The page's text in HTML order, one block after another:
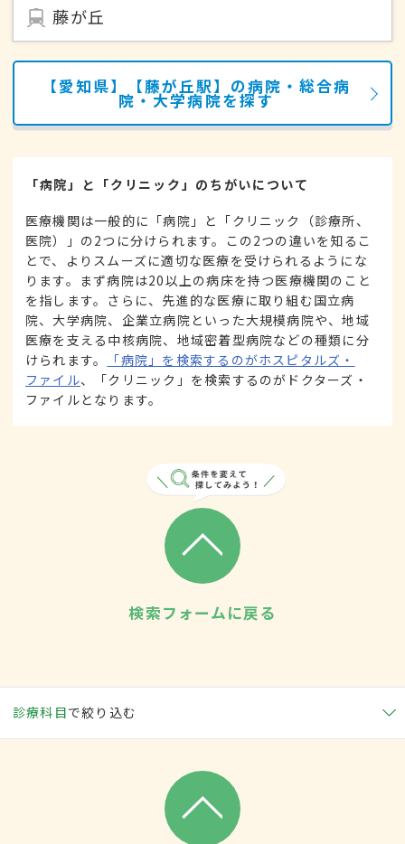
藤が丘
【愛知県】【藤が丘駅】の病院・総合病
院・大学病院を探す
「病院」と「クリニック」のちがいについて
医療機関は一般的に「病院」と「クリニック（診療所、
医院）」の2つに分けられます。この2つの違いを知るこ
とで、よりスムーズに適切な医療を受けられるようにな
ります。まず病院は20以上の病床を持つ医療機関のこと
を指します。さらに、先進的な医療に取り組む国立病
院、大学病院、企業立病院といった大規模病院や、地域
医療を支える中核病院、地域密着型病院などの種類に分
けられます。
「病院」を検索するのがホスピタルズ・
ファイル、「クリニック」を検索するのがドクターズ・
ファイルとなります。
検索フォームに戻る
診療科目で絞り込む